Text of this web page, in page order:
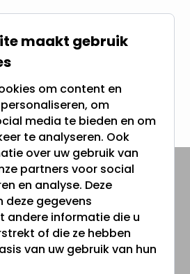
NL & BE
op retour
voorraad
Producten
maakt gebruik
om content en
om
media te bieden en om
te analyseren. Ook
over uw gebruik van
partners voor social
en analyse. Deze
deze gegevens
andere informatie die u
of die ze hebben
van uw gebruik van hun